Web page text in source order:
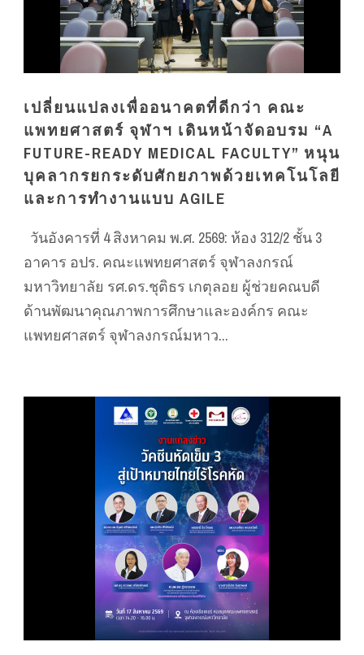
เปลี่ยนแปลงเพื่ออนาคตที่ดีกว่า คณะ
แพทยศาสตร์ จุฬาฯ เดินหน้าจัดอบรม “A
FUTURE-READY MEDICAL FACULTY” หนุน
บุคลากรยกระดับศักยภาพด้วยเทคโนโลยี
และการทำงานแบบ AGILE
วันอังคารที่ 4 สิงหาคม พ.ศ. 2569: ห้อง 312/2 ชั้น 3
อาคาร อปร. คณะแพทยศาสตร์ จุฬาลงกรณ์
มหาวิทยาลัย รศ.ดร.ชุติธร เกตุลอย ผู้ช่วยคณบดี
ด้านพัฒนาคุณภาพการศึกษาและองค์กร คณะ
แพทยศาสตร์ จุฬาลงกรณ์มหาว...